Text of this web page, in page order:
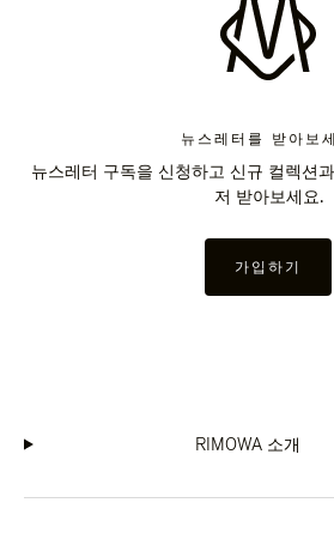
뉴스레터를 받아보
뉴스레터 구독을 신청하고 신규 컬렉션
저 받아보세요.
가입하기
RIMOWA 소개